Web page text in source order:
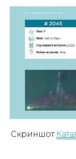
Скриншот